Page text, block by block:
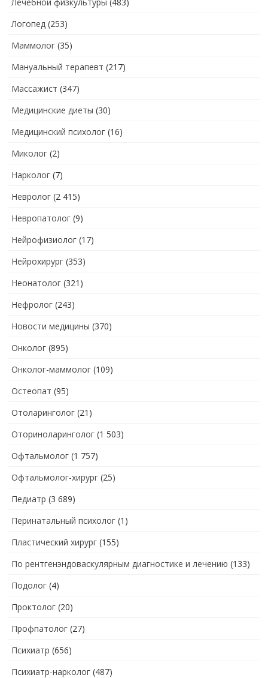
Логопед (253)
Маммолог (35)
Мануальный терапевт (217)
Массажист (347)
Медицинские диеты (30)
Медицинский психолог (16)
Миколог (2)
Нарколог (7)
Невролог (2 415)
Невропатолог (9)
Нейрофизиолог (17)
Нейрохирург (353)
Неонатолог (321)
Нефролог (243)
Новости медицины (370)
Онколог (895)
Онколог-маммолог (109)
Остеопат (95)
Отоларинголог (21)
Оториноларинголог (1 503)
Офтальмолог (1 757)
Офтальмолог-хирург (25)
Педиатр (3 689)
Перинатальный психолог (1)
Пластический хирург (155)
По рентгенэндоваскулярным диагностике и лечению (133)
Подолог (4)
Проктолог (20)
Профпатолог (27)
Психиатр (656)
Психиатр-нарколог (487)